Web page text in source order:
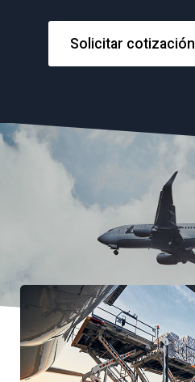
Solicitar cotización